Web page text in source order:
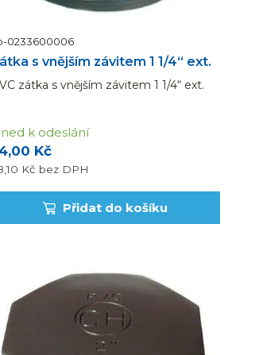
0233600006
s vnějším závitem 1 1/4“ ext.
zátka s vnějším závitem 1 1/4“ ext.
Kč
Kč bez DPH
k odeslání
Přidat do košíku